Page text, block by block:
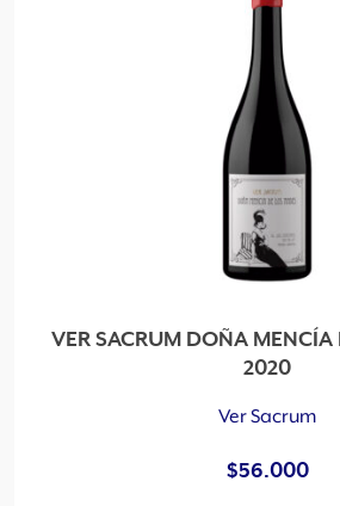
VER SACRUM DOÑA MENCÍA
2020
Ver Sacrum
$56.000